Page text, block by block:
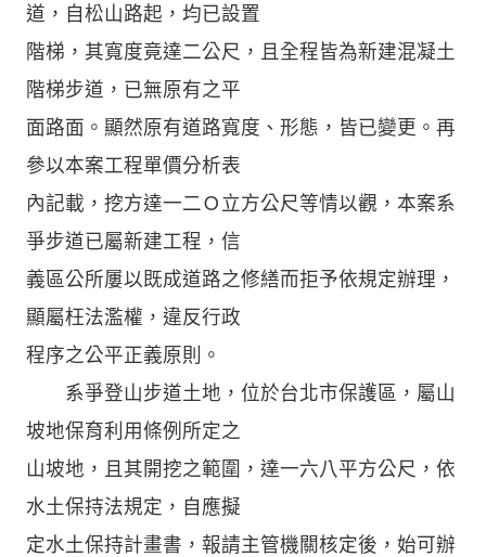
道，自松山路起，均已設置
階梯，其寬度竟達二公尺，且全程皆為新建混凝土
階梯步道，已無原有之平
面路面。顯然原有道路寬度、形態，皆已變更。再
參以本案工程單價分析表
內記載，挖方達一二Ｏ立方公尺等情以觀，本案系
爭步道已屬新建工程，信
義區公所屢以既成道路之修繕而拒予依規定辦理，
顯屬枉法濫權，違反行政
程序之公平正義原則。
系爭登山步道土地，位於台北市保護區，屬山
坡地保育利用條例所定之
山坡地，且其開挖之範圍，達一六八平方公尺，依
水土保持法規定，自應擬
定水土保持計畫書，報請主管機關核定後，始可辦